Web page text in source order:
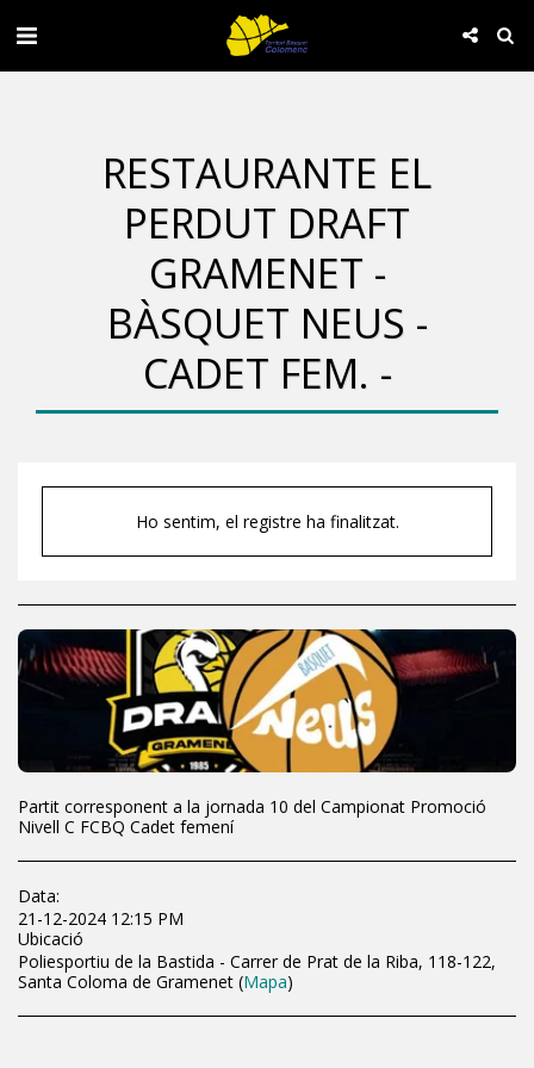
RESTAURANTE EL
PERDUT DRAFT
GRAMENET -
BÀSQUET NEUS -
CADET FEM. -
Ho sentim, el registre ha finalitzat.
Partit corresponent a la jornada 10 del Campionat Promoció
Nivell C FCBQ Cadet femení
Data:
21-12-2024 12:15 PM
Ubicació
Poliesportiu de la Bastida - Carrer de Prat de la Riba, 118-122,
Santa Coloma de Gramenet (Mapa)